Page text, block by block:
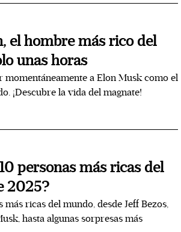
el hombre más rico del
unas horas
a Elon Musk como el
¡Descubre la vida del magnate!
personas más ricas del
2025?
ricas del mundo, desde Jeff Bezos,
hasta algunas sorpresas más